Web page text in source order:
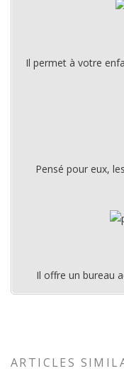
Il permet à votre
Pensé pour eux,
Il offre un bureau
ARTICLES